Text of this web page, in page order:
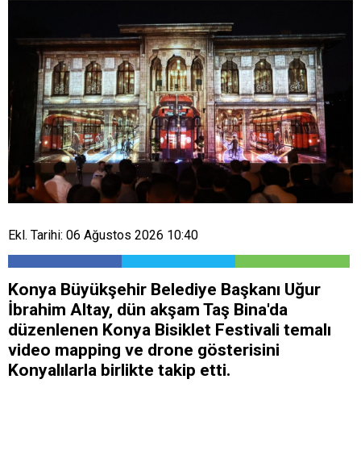
Ekl. Tarihi: 06 Ağustos 2026 10:40
Konya Büyükşehir Belediye Başkanı Uğur
İbrahim Altay, dün akşam Taş Bina'da
düzenlenen Konya Bisiklet Festivali temalı
video mapping ve drone gösterisini
Konyalılarla birlikte takip etti.